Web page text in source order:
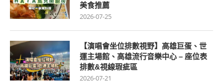
美食推薦
2026-07-25
【演唱會坐位排數視野】高雄巨蛋、世
運主場館、高雄流行音樂中心 – 座位表
排數&視線瑕疵區
2026-07-21